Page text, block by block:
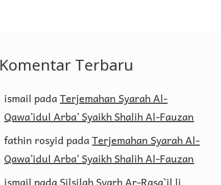
Komentar Terbaru
ismail padaTerjemahan Syarah Al-
Qawa’idul Arba’ Syaikh Shalih Al-Fauzan
fathin rosyid padaTerjemahan Syarah Al-
Qawa’idul Arba’ Syaikh Shalih Al-Fauzan